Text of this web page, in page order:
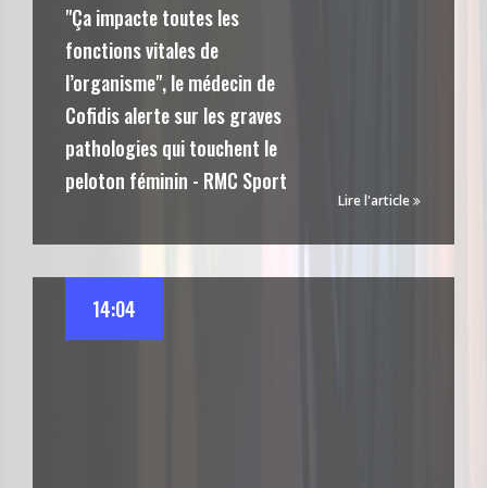
"Ça impacte toutes les
fonctions vitales de
l’organisme", le médecin de
Cofidis alerte sur les graves
pathologies qui touchent le
peloton féminin - RMC Sport
Lire l'article
14:04